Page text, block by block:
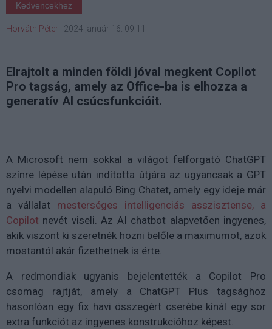
Kedvencekhez
Horváth Péter 2024 január 16. 09:11
Elrajtolt a minden földi jóval megkent Copilot
Pro tagság, amely az Office-ba is elhozza a
generatív AI csúcsfunkcióit.
A Microsoft nem sokkal a világot felforgató ChatGPT
színre lépése után indította útjára az ugyancsak a GPT
nyelvi modellen alapuló Bing Chatet, amely egy ideje már
a vállalat mesterséges intelligenciás asszisztense, a
Copilot nevét viseli. Az AI chatbot alapvetően ingyenes,
akik viszont ki szeretnék hozni belőle a maximumot, azok
mostantól akár fizethetnek is érte.
A redmondiak ugyanis bejelentették a Copilot Pro
csomag rajtját, amely a ChatGPT Plus tagsághoz
hasonlóan egy fix havi összegért cserébe kínál egy sor
extra funkciót az ingyenes konstrukcióhoz képest.